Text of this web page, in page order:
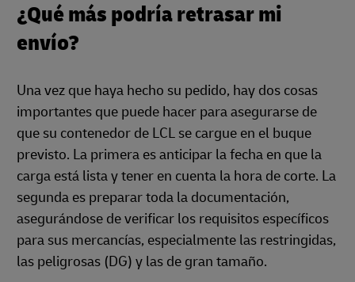
¿Qué más podría retrasar mi
envío?
Una vez que haya hecho su pedido, hay dos cosas
importantes que puede hacer para asegurarse de
que su contenedor de LCL se cargue en el buque
previsto. La primera es anticipar la fecha en que la
carga está lista y tener en cuenta la hora de corte. La
segunda es preparar toda la documentación,
asegurándose de verificar los requisitos específicos
para sus mercancías, especialmente las restringidas,
las peligrosas (DG) y las de gran tamaño.